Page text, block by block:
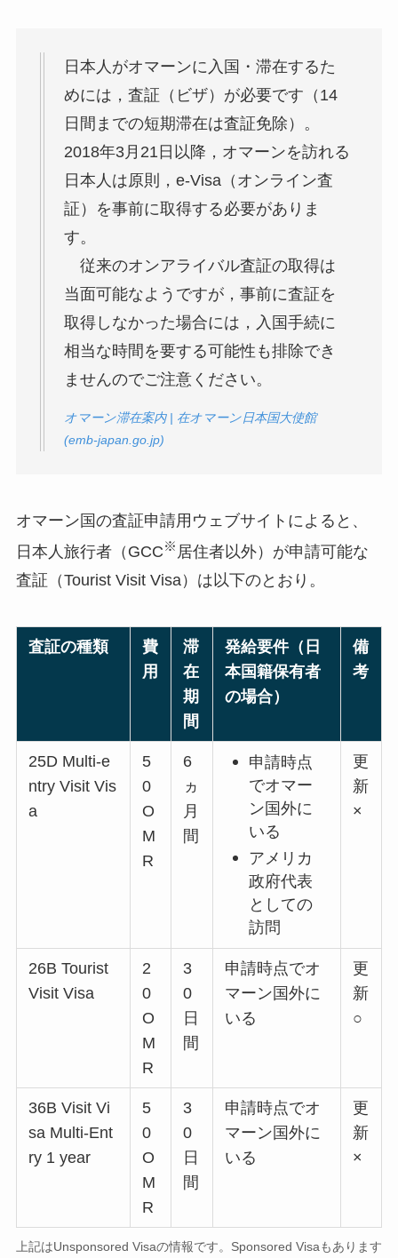
日本人がオマーンに入国・滞在するた
めには，査証（ビザ）が必要です（14
日間までの短期滞在は査証免除）。
2018年3月21日以降，オマーンを訪れる
日本人は原則，e-Visa（オンライン査
証）を事前に取得する必要がありま
す。
従来のオンアライバル査証の取得は
当面可能なようですが，事前に査証を
取得しなかった場合には，入国手続に
相当な時間を要する可能性も排除でき
ませんのでご注意ください。
オマーン滞在案内 | 在オマーン日本国大使館
(emb-japan.go.jp)
オマーン国の査証申請用ウェブサイトによると、
日本人旅行者（GCC※ 居住者以外）が申請可能な
査証（Tourist Visit Visa）は以下のとおり。
査証の種類
費
用
滞
在
期
間
発給要件（日
本国籍保有者
の場合）
備
考
25D Multi-e
ntry Visit Vis
a
5
0
O
M
R
6
ヵ
月
間
申請時点
でオマー
ン国外に
いる
アメリカ
政府代表
としての
訪問
更
新
×
26B Tourist
Visit Visa
2
0
O
M
R
3
0
日
間
申請時点でオ
マーン国外に
いる
更
新
○
36B Visit Vi
sa Multi-Ent
ry 1 year
5
0
O
M
R
3
0
日
間
申請時点でオ
マーン国外に
いる
更
新
×
上記はUnsponsored Visaの情報です。Sponsored Visaもあります